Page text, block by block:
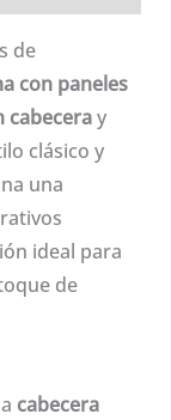
de
con paneles
cabeceray
clásico y
una
ideal para
de
cabecera